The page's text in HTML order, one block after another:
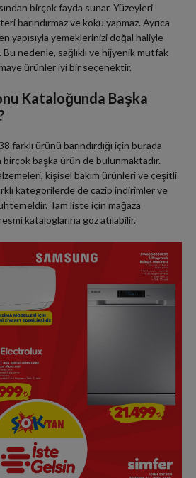
birçok fayda sunar. Yüzeyleri
barındırmaz ve koku yapmaz. Ayrıca
yapısıyla yemeklerinizi doğal haliyle
Bu nedenle, sağlıklı ve hijyenik mutfak
ürünler iyi bir seçenektir.
Kataloğunda Başka
farklı ürünü barındırdığı için burada
başka ürün de bulunmaktadır.
kişisel bakım ürünleri ve çeşitli
kategorilerde de cazip indirimler ve
Tam liste için mağaza
kataloglarına göz atılabilir.